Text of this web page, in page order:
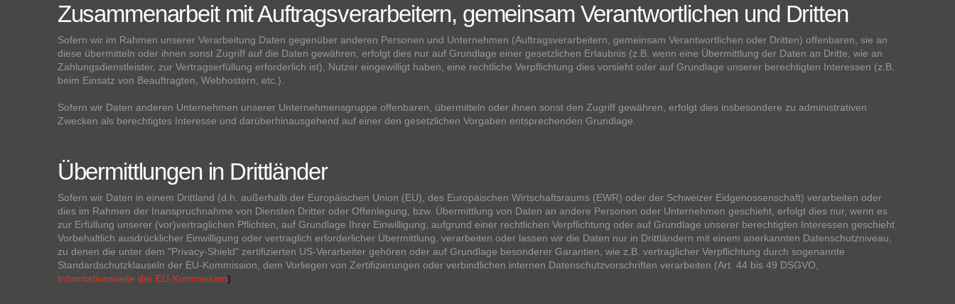
Zusammenarbeit mit Auftragsverarbeitern, gemeinsam Verantwortlichen und Dritten
Sofern wir im Rahmen unserer Verarbeitung Daten gegenüber anderen Personen und Unternehmen (Auftragsverarbeitern, gemeinsam Verantwortlichen oder Dritten) offenbaren, sie an
diese übermitteln oder ihnen sonst Zugriff auf die Daten gewähren, erfolgt dies nur auf Grundlage einer gesetzlichen Erlaubnis (z.B. wenn eine Übermittlung der Daten an Dritte, wie an
Zahlungsdienstleister, zur Vertragserfüllung erforderlich ist), Nutzer eingewilligt haben, eine rechtliche Verpflichtung dies vorsieht oder auf Grundlage unserer berechtigten Interessen (z.B.
beim Einsatz von Beauftragten, Webhostern, etc.).
Sofern wir Daten anderen Unternehmen unserer Unternehmensgruppe offenbaren, übermitteln oder ihnen sonst den Zugriff gewähren, erfolgt dies insbesondere zu administrativen
Zwecken als berechtigtes Interesse und darüberhinausgehend auf einer den gesetzlichen Vorgaben entsprechenden Grundlage.
Übermittlungen in Drittländer
Sofern wir Daten in einem Drittland (d.h. außerhalb der Europäischen Union (EU), des Europäischen Wirtschaftsraums (EWR) oder der Schweizer Eidgenossenschaft) verarbeiten oder
dies im Rahmen der Inanspruchnahme von Diensten Dritter oder Offenlegung, bzw. Übermittlung von Daten an andere Personen oder Unternehmen geschieht, erfolgt dies nur, wenn es
zur Erfüllung unserer (vor)vertraglichen Pflichten, auf Grundlage Ihrer Einwilligung, aufgrund einer rechtlichen Verpflichtung oder auf Grundlage unserer berechtigten Interessen geschieht.
Vorbehaltlich ausdrücklicher Einwilligung oder vertraglich erforderlicher Übermittlung, verarbeiten oder lassen wir die Daten nur in Drittländern mit einem anerkannten Datenschutzniveau,
zu denen die unter dem "Privacy-Shield" zertifizierten US-Verarbeiter gehören oder auf Grundlage besonderer Garantien, wie z.B. vertraglicher Verpflichtung durch sogenannte
Standardschutzklauseln der EU-Kommission, dem Vorliegen von Zertifizierungen oder verbindlichen internen Datenschutzvorschriften verarbeiten (Art. 44 bis 49 DSGVO,
Informationsseite der EU-Kommission).